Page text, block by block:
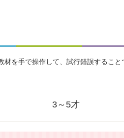
を手で操作して、試行錯誤すること
3～5才